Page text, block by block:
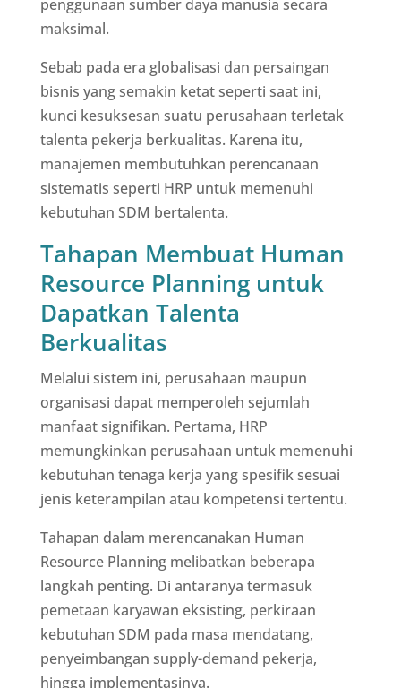
penggunaan sumber daya manusia secara
maksimal.
Sebab pada era globalisasi dan persaingan
bisnis yang semakin ketat seperti saat ini,
kunci kesuksesan suatu perusahaan terletak
talenta pekerja berkualitas. Karena itu,
manajemen membutuhkan perencanaan
sistematis seperti HRP untuk memenuhi
kebutuhan SDM bertalenta.
Tahapan Membuat Human
Resource Planning untuk
Dapatkan Talenta
Berkualitas
Melalui sistem ini, perusahaan maupun
organisasi dapat memperoleh sejumlah
manfaat signifikan. Pertama, HRP
memungkinkan perusahaan untuk memenuhi
kebutuhan tenaga kerja yang spesifik sesuai
jenis keterampilan atau kompetensi tertentu.
Tahapan dalam merencanakan Human
Resource Planning melibatkan beberapa
langkah penting. Di antaranya termasuk
pemetaan karyawan eksisting, perkiraan
kebutuhan SDM pada masa mendatang,
penyeimbangan supply-demand pekerja,
hingga implementasinya.